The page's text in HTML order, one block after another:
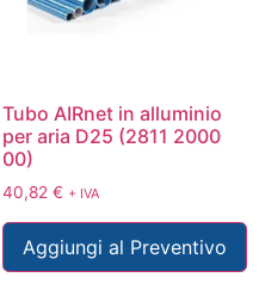
Tubo AIRnet in alluminio
per aria D25 (2811 2000
00)
40,82 € + IVA
Aggiungi al Preventivo